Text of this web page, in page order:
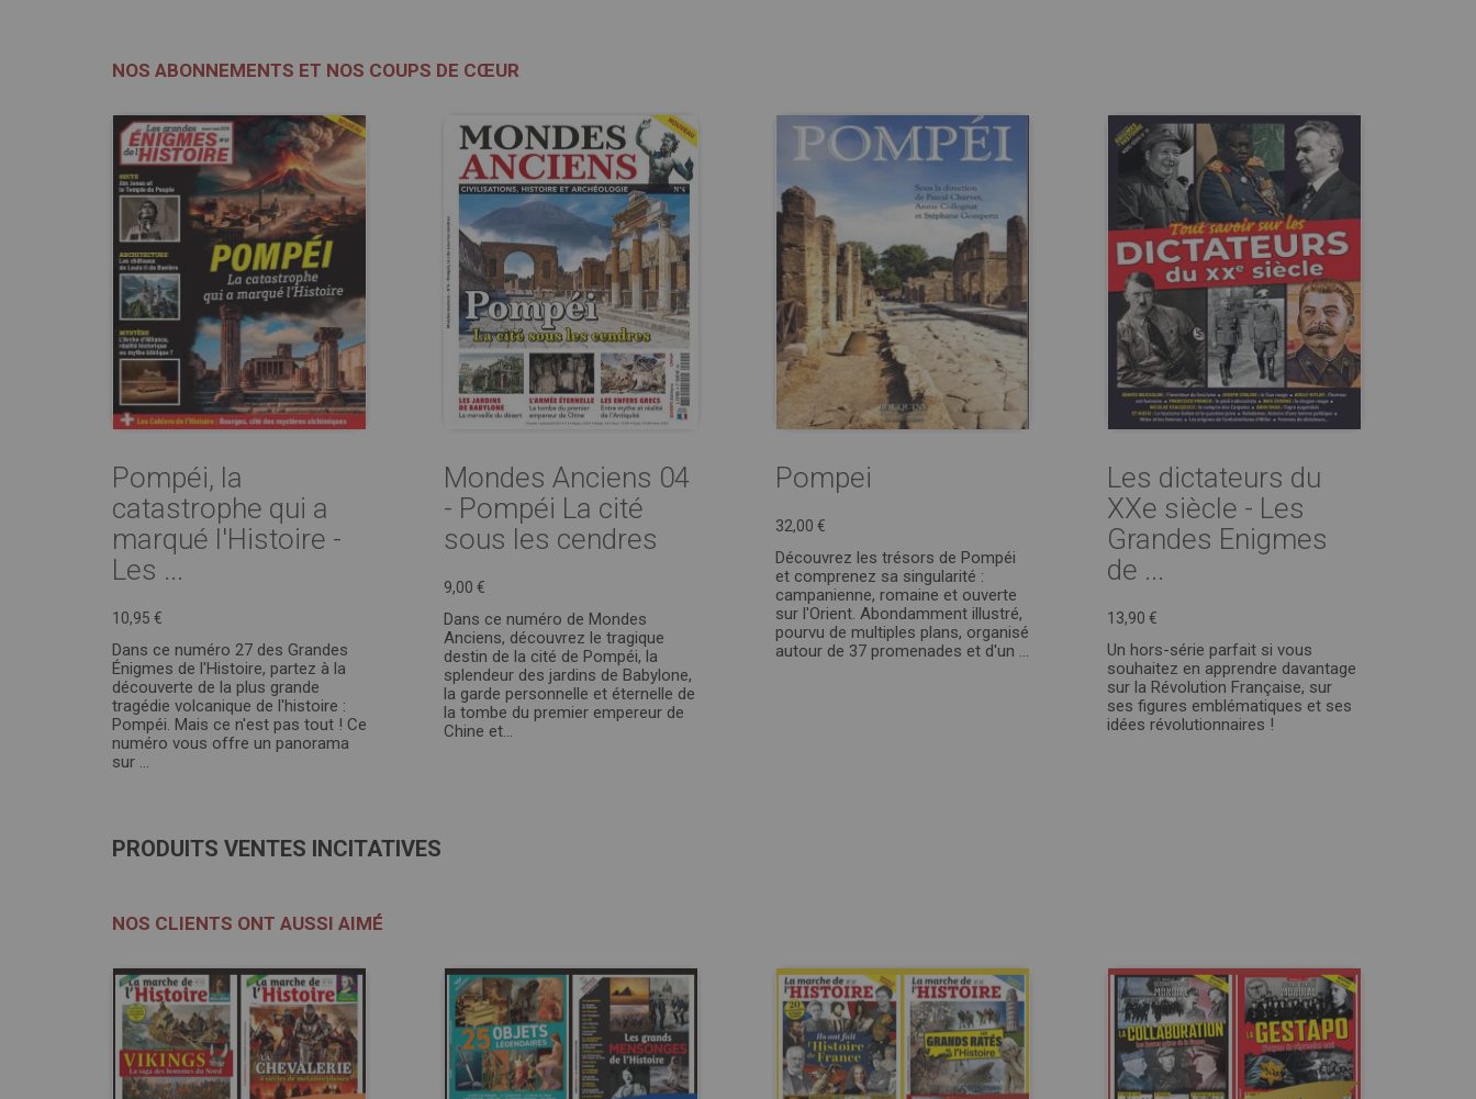
NOS ABONNEMENTS ET NOS COUPS DE CŒUR
Pompéi, la
catastrophe qui a
marqué l'Histoire -
Les ...
10,95 €
Dans ce numéro 27 des Grandes
Énigmes de l'Histoire, partez à la
découverte de la plus grande
tragédie volcanique de l'histoire :
Pompéi. Mais ce n'est pas tout ! Ce
numéro vous offre un panorama
sur ...
Mondes Anciens 04
- Pompéi La cité
sous les cendres
9,00 €
Dans ce numéro de Mondes
Anciens, découvrez le tragique
destin de la cité de Pompéi, la
splendeur des jardins de Babylone,
la garde personnelle et éternelle de
la tombe du premier empereur de
Chine et...
Pompei
32,00 €
Découvrez les trésors de Pompéi
et comprenez sa singularité :
campanienne, romaine et ouverte
sur l'Orient. Abondamment illustré,
pourvu de multiples plans, organisé
autour de 37 promenades et d'un ...
Les dictateurs du
XXe siècle - Les
Grandes Enigmes
de ...
13,90 €
Un hors-série parfait si vous
souhaitez en apprendre davantage
sur la Révolution Française, sur
ses figures emblématiques et ses
idées révolutionnaires !
PRODUITS VENTES INCITATIVES
NOS CLIENTS ONT AUSSI AIMÉ